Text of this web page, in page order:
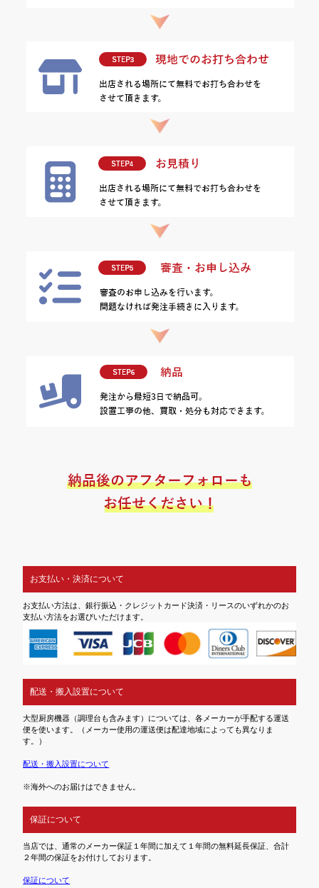
お支払い・決済について
お支払い方法は、銀行振込・クレジットカード決済・リースのいずれかのお
支払い方法をお選びいただけます。
配送・搬入設置について
大型厨房機器（調理台も含みます）については、各メーカーが手配する運送
便を使います。（メーカー使用の運送便は配達地域によっても異なりま
す。）
配送・搬入設置について
※海外へのお届けはできません。
保証について
当店では、通常のメーカー保証１年間に加えて１年間の無料延長保証、合計
２年間の保証をお付けしております。
保証について